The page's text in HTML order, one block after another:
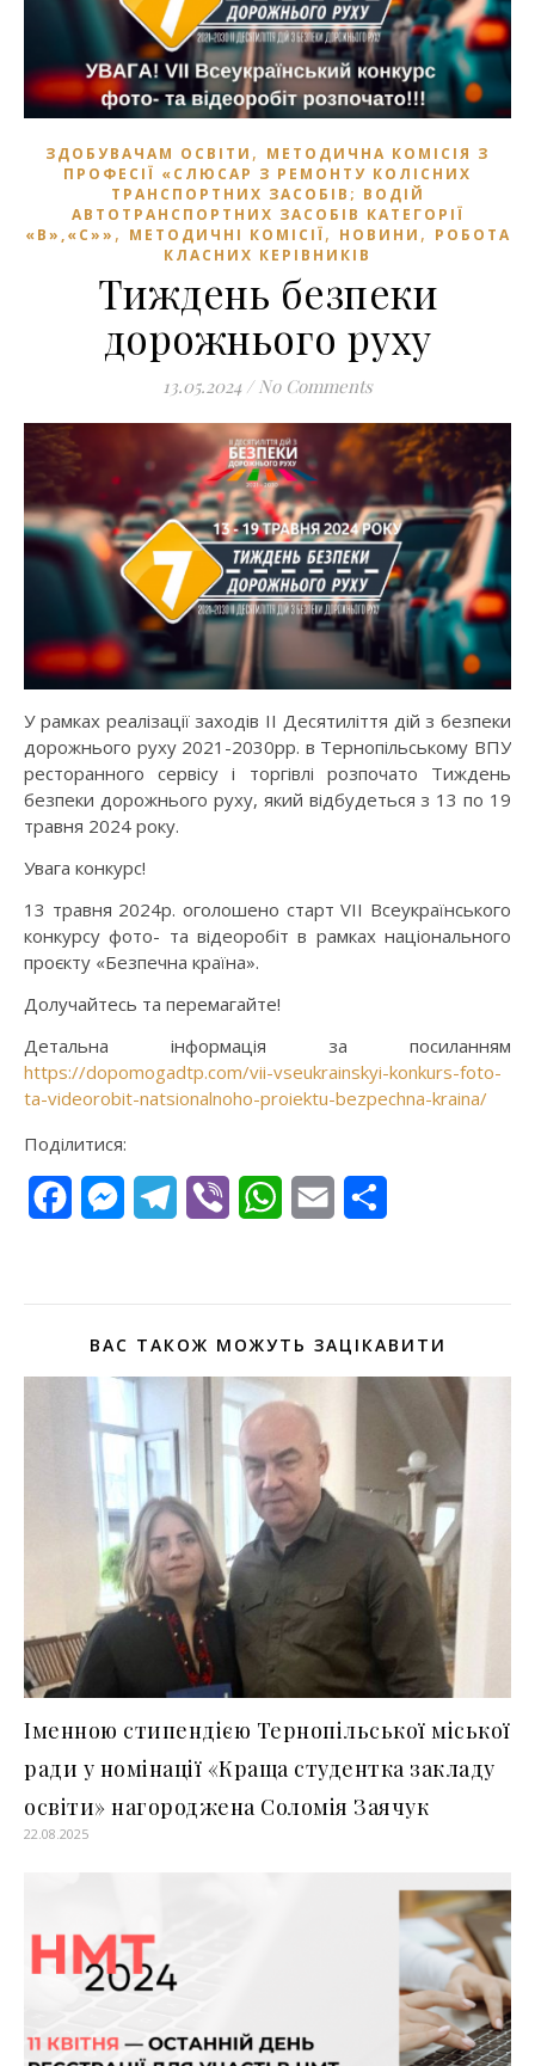
ЗДОБУВАЧАМ ОСВІТИ , МЕТОДИЧНА КОМІСІЯ З
ПРОФЕСІЇ «СЛЮСАР З РЕМОНТУ КОЛІСНИХ
ТРАНСПОРТНИХ ЗАСОБІВ; ВОДІЙ
АВТОТРАНСПОРТНИХ ЗАСОБІВ КАТЕГОРІЇ
«В»,«С»» , МЕТОДИЧНІ КОМІСІЇ, НОВИНИ , РОБОТА
КЛАСНИХ КЕРІВНИКІВ
Тиждень безпеки
дорожнього руху
13.05.2024 / No Comments
У рамках реалізації заходів ІІ Десятиліття дій з безпеки
дорожнього руху 2021-2030рр. в Тернопільському ВПУ
ресторанного сервісу і торгівлі розпочато Тиждень
безпеки дорожнього руху, який відбудеться з 13 по 19
травня 2024 року.
Увага конкурс!
13 травня 2024р. оголошено старт VІI Всеукраїнського
конкурсу фото- та відеоробіт в рамках національного
проєкту «Безпечна країна».
Долучайтесь та перемагайте!
Детальна інформація за посиланням
https://dopomogadtp.com/vii-vseukrainskyi-konkurs-foto-
ta-videorobit-natsionalnoho-proiektu-bezpechna-kraina/
Поділитися:
FacebookMessengerTelegram
Viber WhatsApp
Email
ВАС ТАКОЖ МОЖУТЬ ЗАЦІКАВИТИ
Іменною стипендією Тернопільської міської
ради у номінації «Краща студентка закладу
освіти» нагороджена Соломія Заячук
22.08.2025